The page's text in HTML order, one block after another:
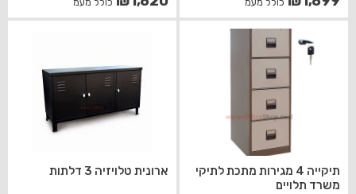
תיקייה 4 מגירות מתכת לתיקי
משרד תלויים
ארונית טלויזיה 3 דלתות